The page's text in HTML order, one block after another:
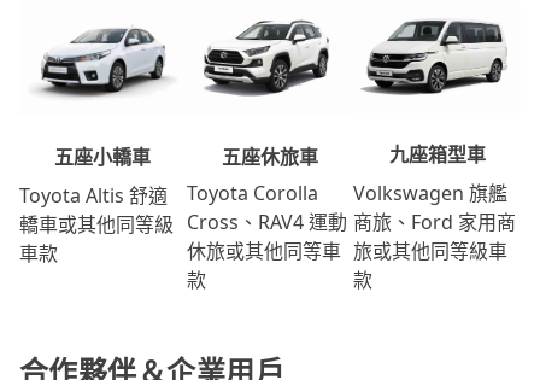
五座小轎車
Toyota Altis 舒適
轎車或其他同等級
車款
五座休旅車
Toyota Corolla
Cross、RAV4 運動
休旅或其他同等車
款
九座箱型車
Volkswagen 旗艦
商旅、Ford 家用商
旅或其他同等級車
款
合作夥伴＆企業用戶